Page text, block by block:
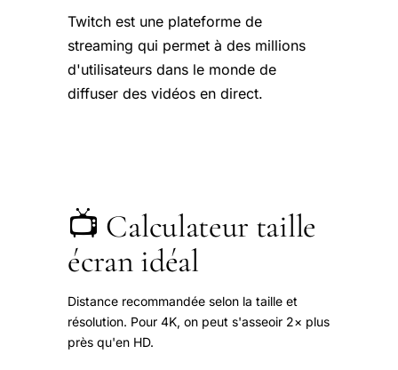
Twitch est une plateforme de
streaming qui permet à des millions
d'utilisateurs dans le monde de
diffuser des vidéos en direct.
📺 Calculateur taille
écran idéal
Distance recommandée selon la taille et
résolution. Pour 4K, on peut s'asseoir 2× plus
près qu'en HD.